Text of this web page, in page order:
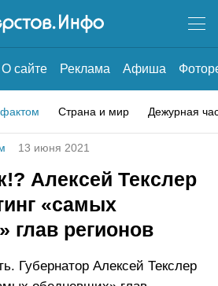
О сайте Реклама Афиша
Страна и мир Дежурная
13 июня 2021
Алексей Текслер
«самых
глав регионов
Губернатор Алексей Текслер